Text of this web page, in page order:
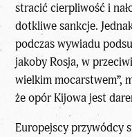
stracić cierpliwość i
dotkliwe sankcje.
podczas wywiadu
jakoby Rosja, w
wielkim mocarstwem”,
że opór Kijowa jest
Europejscy przywódcy